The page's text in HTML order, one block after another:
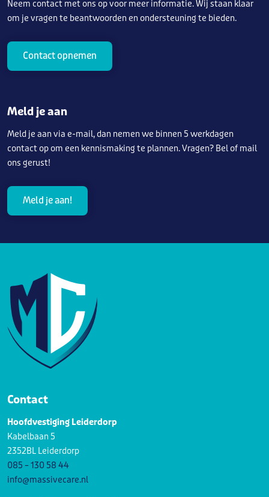
Neem contact met ons op voor meer informatie. Wij staan klaar
om je vragen te beantwoorden en ondersteuning te bieden.
Contact opnemen
Meld je aan
Meld je aan via e-mail, dan nemen we binnen 5 werkdagen
contact op om een kennismaking te plannen. Vragen? Bel of mail
ons gerust!
Meld je aan!
Contact
Hoofdvestiging Leiderdorp
Kabelbaan 5
2352BL Leiderdorp
085 – 130 58 44
info@massivecare.nl